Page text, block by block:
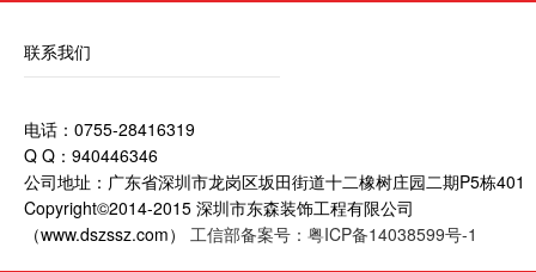
空间设计中充分利用了来自自然光线、为本来就
2018-07-30
梦幻办公室装修场景
公司整体给我们的感觉是一种小而美的清爽家居
感，以白色、绿色和金色为主色调，舒适中透露
着温馨，...
2018-07-30
联系我们
电话：0755-28416319
Q Q：940446346
公司地址：广东省深圳市龙岗区坂田街道十二橡树庄园二期P5栋401
Copyright©2014-2015 深圳市东森装饰工程有限公司
（www.dszssz.com） 工信部备案号：粤ICP备14038599号-1